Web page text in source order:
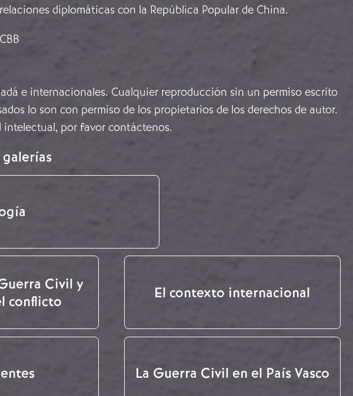
relaciones diplomáticas con la República Popular de China.
CBB
e internacionales. Cualquier reproducción sin un permiso escrito
lo son con permiso de los propietarios de los derechos de autor.
intelectual, por favor contáctenos.
galerías
Civil y
conflicto
El contexto internacional
La Guerra Civil en el País Vasco